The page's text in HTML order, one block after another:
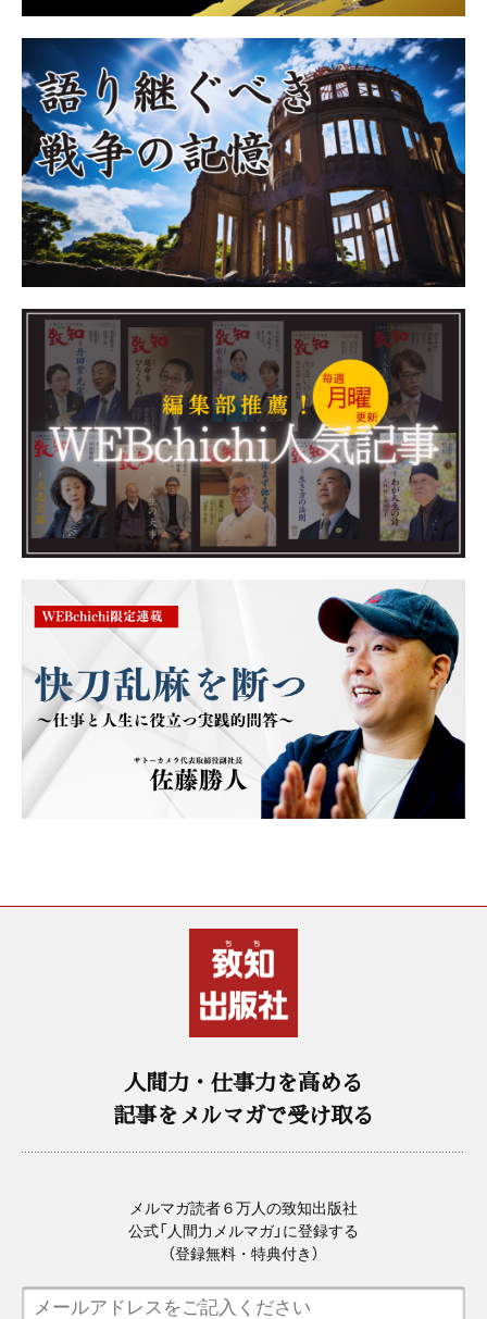
人間力・仕事力を高める
記事をメルマガで受け取る
メルマガ読者６万人の致知出版社
公式「人間力メルマガ」に登録する
（登録無料・特典付き）